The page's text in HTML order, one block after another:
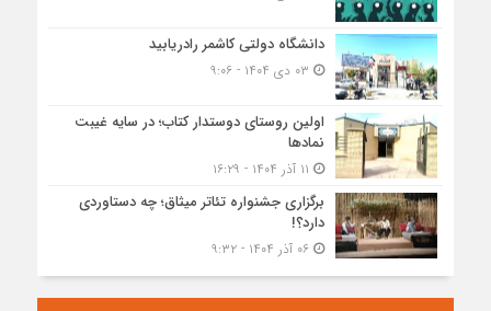
دانشگاه دولتی کاشمر‌ رادریابید
اولین روستای دوستدار کتاب؛ در سایه غیبت
نمادها
برگزاری جشنواره تئاتر میثاق؛ چه دستاوردی
دارد؟!
۰۶ آذر ۱۴۰۴ - ۹:۳۲